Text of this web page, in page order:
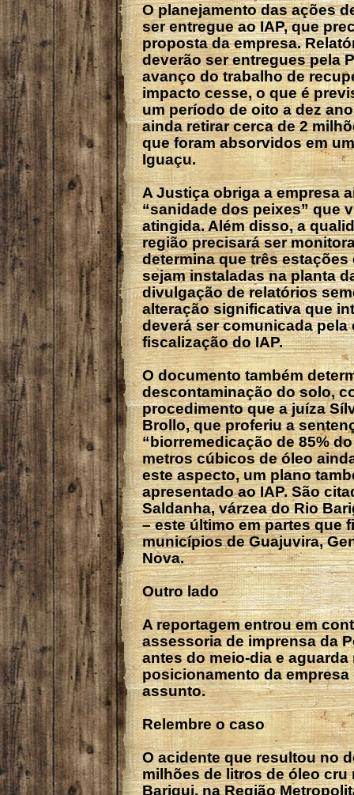
O planejamento das ações
ser entregue ao IAP, que
proposta da empresa.
deverão ser entregues pela
avanço do trabalho de
impacto cesse, o que é
um período de oito a dez
ainda retirar cerca de 2
que foram absorvidos em
Iguaçu.
A Justiça obriga a empresa
“sanidade dos peixes” que
atingida. Além disso, a
região precisará ser
determina que três
sejam instaladas na planta
divulgação de relatórios
alteração significativa que
deverá ser comunicada pela
fiscalização do IAP.
O documento também
descontaminação do solo,
procedimento que a juíza
Brollo, que proferiu a
“biorremedicação de 85%
metros cúbicos de óleo
este aspecto, um plano
apresentado ao IAP. São
Saldanha, várzea do Rio
– este último em partes que
municípios de Guajuvira,
Nova.
Outro lado
A reportagem entrou em
assessoria de imprensa da
antes do meio-dia e
posicionamento da empresa
assunto.
Relembre o caso
O acidente que resultou no
milhões de litros de óleo cru
Barigui, na Região